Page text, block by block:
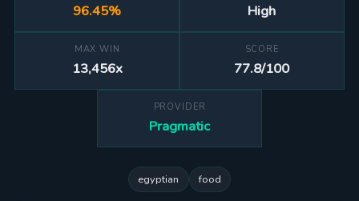
96.45% High
MAX WIN
13,456x
SCORE
77.8/100
PROVIDER
Pragmatic
egyptian food